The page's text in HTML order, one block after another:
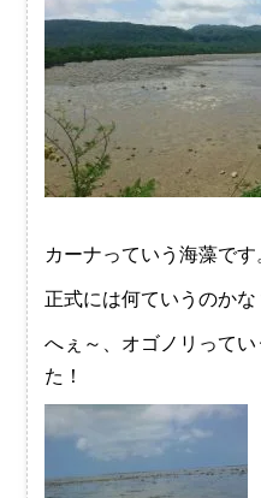
カーナっていう海藻です
正式には何ていうのかな
へぇ～、オゴノリって
た！